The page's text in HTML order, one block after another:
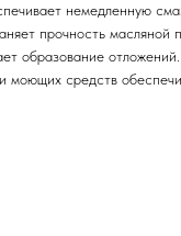
немедленную
прочность
образование
средств